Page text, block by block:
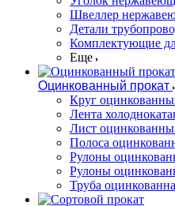
Швеллер
Детали
Комплектующие
Еще
Оцинкованный прокат
Круг
Лента
Лист
Полоса
Рулоны
Рулоны
Труба